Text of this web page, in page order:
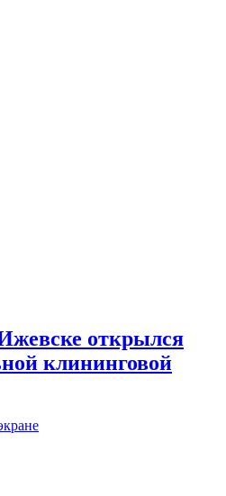
открылся
клининговой